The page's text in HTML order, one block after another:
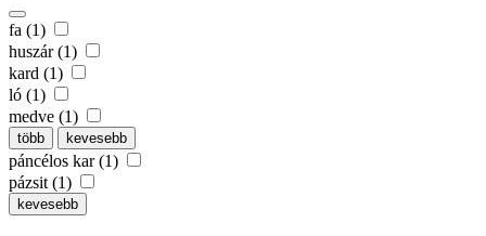
fa (1)
huszár (1)
kard (1)
ló (1)
medve (1)
több kevesebb
páncélos kar (1)
pázsit (1)
kevesebb